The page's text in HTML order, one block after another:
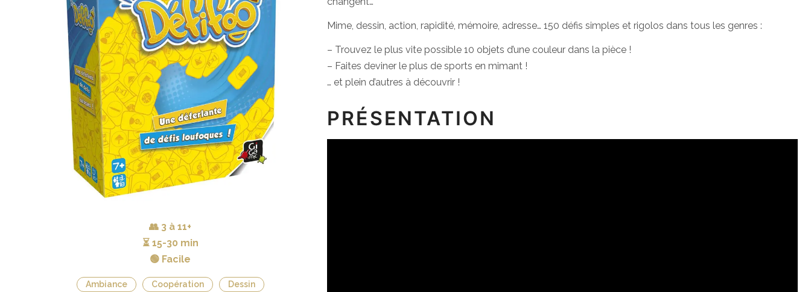
👥 3 à 11+
⏳ 15-30 min
🟢 Facile
Ambiance Coopération
Dessin
Mime, dessin, action, rapidité, mémoire, adresse… 150 défis simples et rigolos dans tous les genres :
– Trouvez le plus vite possible 10 objets d’une couleur dans la pièce !
– Faites deviner le plus de sports en mimant !
… et plein d’autres à découvrir !
PRÉSENTATION